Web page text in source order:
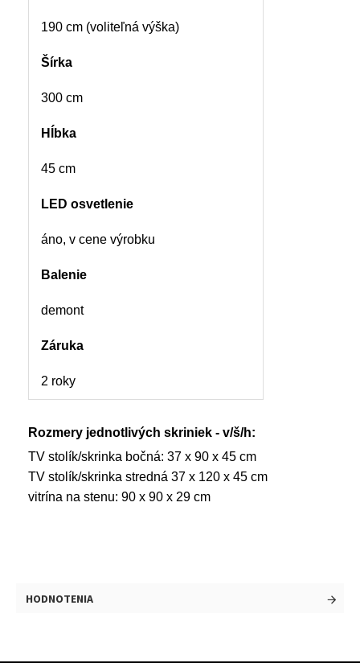
190 cm (voliteľná výška)
Šírka
300 cm
Hĺbka
45 cm
LED osvetlenie
áno, v cene výrobku
Balenie
demont
Záruka
2 roky
Rozmery jednotlivých skriniek - v/š/h:
TV stolík/skrinka bočná: 37 x 90 x 45 cm
TV stolík/skrinka stredná 37 x 120 x 45 cm
vitrína na stenu: 90 x 90 x 29 cm
HODNOTENIA